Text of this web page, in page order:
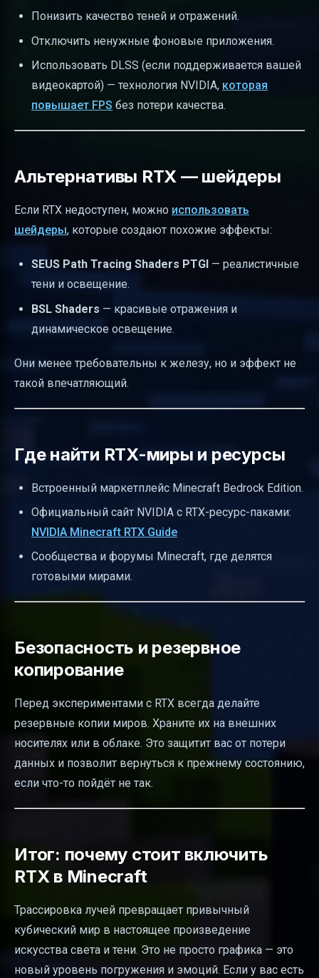
Понизить качество теней и отражений.
Отключить ненужные фоновые приложения.
Использовать DLSS (если поддерживается вашей
видеокартой) — технология NVIDIA, которая
повышает FPS без потери качества.
Альтернативы RTX — шейдеры
Если RTX недоступен, можно использовать
шейдеры, которые создают похожие эффекты:
SEUS Path Tracing Shaders PTGI — реалистичные
тени и освещение.
BSL Shaders — красивые отражения и
динамическое освещение.
Они менее требовательны к железу, но и эффект не
такой впечатляющий.
Где найти RTX-миры и ресурсы
Встроенный маркетплейс Minecraft Bedrock Edition.
Официальный сайт NVIDIA с RTX-ресурс-паками:
NVIDIA Minecraft RTX Guide
Сообщества и форумы Minecraft, где делятся
готовыми мирами.
Безопасность и резервное
копирование
Перед экспериментами с RTX всегда делайте
резервные копии миров. Храните их на внешних
носителях или в облаке. Это защитит вас от потери
данных и позволит вернуться к прежнему состоянию,
если что-то пойдёт не так.
Итог: почему стоит включить
RTX в Minecraft
Трассировка лучей превращает привычный
кубический мир в настоящее произведение
искусства света и тени. Это не просто графика — это
новый уровень погружения и эмоций. Если у вас есть